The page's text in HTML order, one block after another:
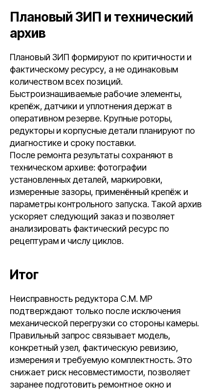
Плановый ЗИП и технический
архив
Плановый ЗИП формируют по критичности и
фактическому ресурсу, а не одинаковым
количеством всех позиций.
Быстроизнашиваемые рабочие элементы,
крепёж, датчики и уплотнения держат в
оперативном резерве. Крупные роторы,
редукторы и корпусные детали планируют по
диагностике и сроку поставки.
После ремонта результаты сохраняют в
техническом архиве: фотографии
установленных деталей, маркировки,
измеренные зазоры, применённый крепёж и
параметры контрольного запуска. Такой архив
ускоряет следующий заказ и позволяет
анализировать фактический ресурс по
рецептурам и числу циклов.
Итог
Неисправность редуктора C.M. MP
подтверждают только после исключения
механической перегрузки со стороны камеры.
Правильный запрос связывает модель,
конкретный узел, фактическую ревизию,
измерения и требуемую комплектность. Это
снижает риск несовместимости, позволяет
заранее подготовить ремонтное окно и